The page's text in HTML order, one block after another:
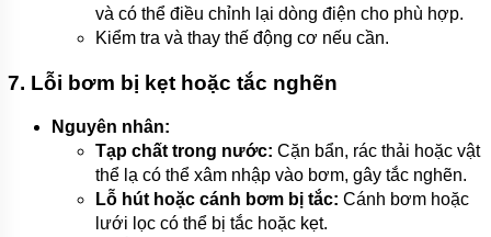
và có thể điều chỉnh lại dòng điện cho phù hợp.
Kiểm tra và thay thế động cơ nếu cần.
7. Lỗi bơm bị kẹt hoặc tắc nghẽn
Nguyên nhân:
Tạp chất trong nước: Cặn bẩn, rác thải hoặc vật
thể lạ có thể xâm nhập vào bơm, gây tắc nghẽn.
Lỗ hút hoặc cánh bơm bị tắc: Cánh bơm hoặc
lưới lọc có thể bị tắc hoặc kẹt.